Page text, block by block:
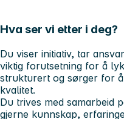
Hva ser vi etter i deg?
Du viser initiativ, tar
viktig forutsetning for å
strukturert og sørger for
kvalitet.
Du trives med samarbeid
gjerne kunnskap,